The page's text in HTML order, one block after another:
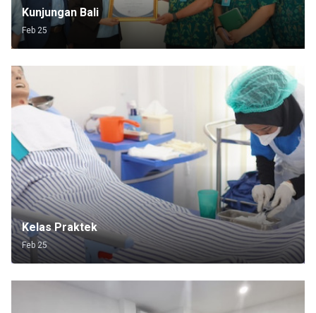
Kunjungan Bali
Feb 25
Kelas Praktek
Feb 25